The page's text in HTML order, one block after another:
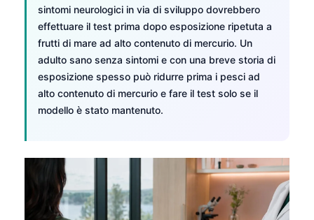
sintomi neurologici in via di sviluppo dovrebbero
effettuare il test prima dopo esposizione ripetuta a
frutti di mare ad alto contenuto di mercurio. Un
adulto sano senza sintomi e con una breve storia di
esposizione spesso può ridurre prima i pesci ad
alto contenuto di mercurio e fare il test solo se il
modello è stato mantenuto.